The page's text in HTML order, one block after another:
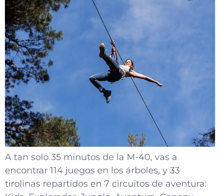
A tan solo 35 minutos de la M-40, vas a
encontrar 114 juegos en los árboles, y 33
tirolinas repartidos en 7 circuitos de aventura: